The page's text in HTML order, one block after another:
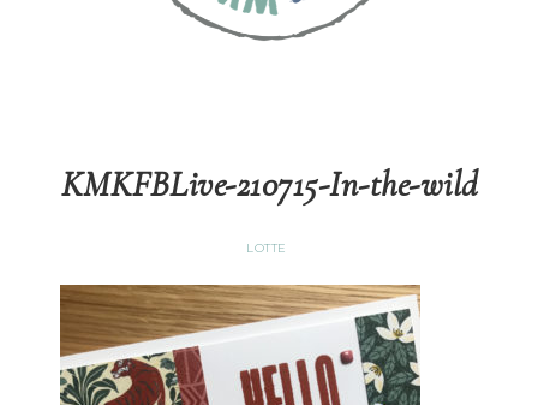
KMKFBLive-210715-In-the-wild
LOTTE